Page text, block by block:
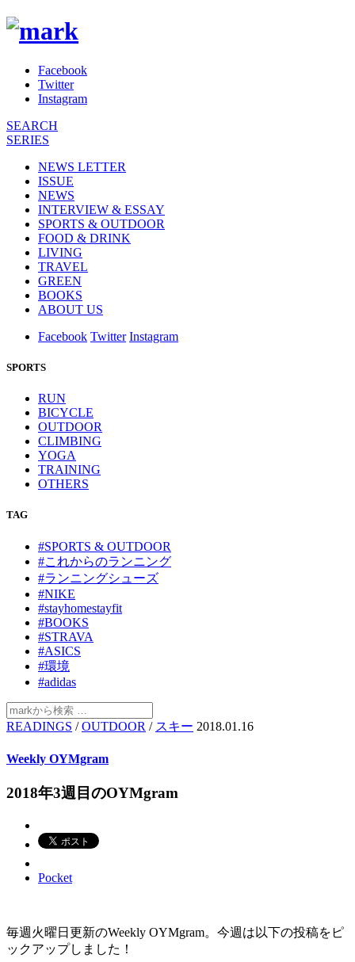
Facebook
Twitter
Instagram
SEARCH
SERIES
NEWS LETTER
ISSUE
NEWS
INTERVIEW & ESSAY
SPORTS & OUTDOOR
FOOD & DRINK
LIVING
TRAVEL
GREEN
BOOKS
ABOUT US
Facebook Twitter Instagram
SPORTS
RUN
BICYCLE
OUTDOOR
CLIMBING
YOGA
TRAINING
OTHERS
TAG
#SPORTS & OUTDOOR
#これからのランニング
#ランニングシューズ
#NIKE
#stayhomestayfit
#BOOKS
#STRAVA
#ASICS
#環境
#adidas
READINGS /OUTDOOR / スキー 2018.01.16
Weekly OYMgram
2018年3週目のOYMgram
Pocket
毎週火曜日更新のWeekly OYMgram。今週は以下の投稿をピ
ックアップしました！